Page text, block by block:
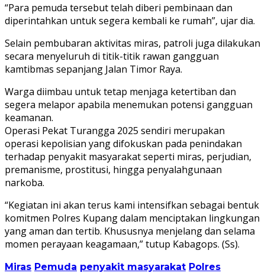
“Para pemuda tersebut telah diberi pembinaan dan
diperintahkan untuk segera kembali ke rumah”, ujar dia.
Selain pembubaran aktivitas miras, patroli juga dilakukan
secara menyeluruh di titik-titik rawan gangguan
kamtibmas sepanjang Jalan Timor Raya.
Warga diimbau untuk tetap menjaga ketertiban dan
segera melapor apabila menemukan potensi gangguan
keamanan.
Operasi Pekat Turangga 2025 sendiri merupakan
operasi kepolisian yang difokuskan pada penindakan
terhadap penyakit masyarakat seperti miras, perjudian,
premanisme, prostitusi, hingga penyalahgunaan
narkoba.
“Kegiatan ini akan terus kami intensifkan sebagai bentuk
komitmen Polres Kupang dalam menciptakan lingkungan
yang aman dan tertib. Khususnya menjelang dan selama
momen perayaan keagamaan,” tutup Kabagops. (Ss).
Miras Pemuda penyakit masyarakat Polres